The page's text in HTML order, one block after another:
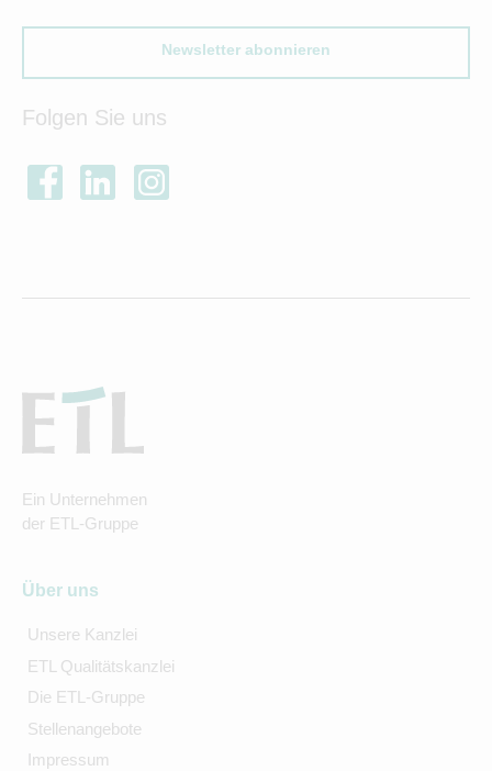
Newsletter abonnieren
Folgen Sie uns
Ein Unternehmen
der ETL-Gruppe
Über uns
Unsere Kanzlei
ETL Qualitätskanzlei
Die ETL-Gruppe
Stellenangebote
Impressum